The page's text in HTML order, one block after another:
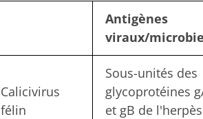
Antigènes
viraux/
Calicivirus
félin
Sous-unités des
glycoprotéines
et gB de l'herpès